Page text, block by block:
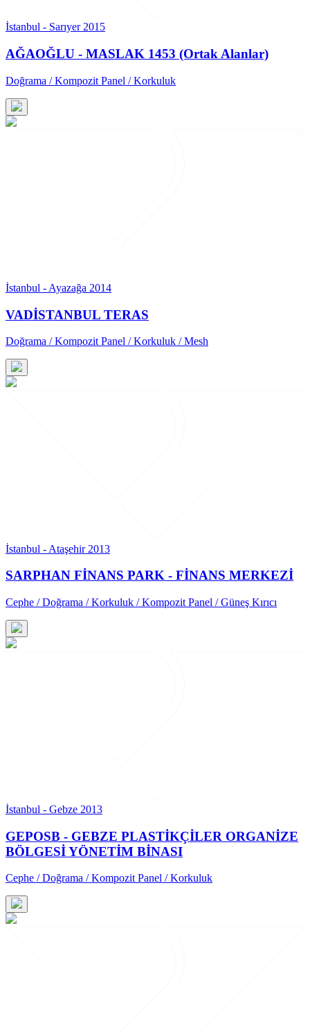
İstanbul - Sarıyer 2015
AĞAOĞLU - MASLAK 1453 (Ortak Alanlar)
Doğrama / Kompozit Panel / Korkuluk
İstanbul - Ayazağa 2014
VADİSTANBUL TERAS
Doğrama / Kompozit Panel / Korkuluk / Mesh
İstanbul - Ataşehir 2013
SARPHAN FİNANS PARK - FİNANS MERKEZİ
Cephe / Doğrama / Korkuluk / Kompozit Panel / Güneş Kırıcı
İstanbul - Gebze 2013
GEPOSB - GEBZE PLASTİKÇİLER ORGANİZE
BÖLGESİ YÖNETİM BİNASI
Cephe / Doğrama / Kompozit Panel / Korkuluk